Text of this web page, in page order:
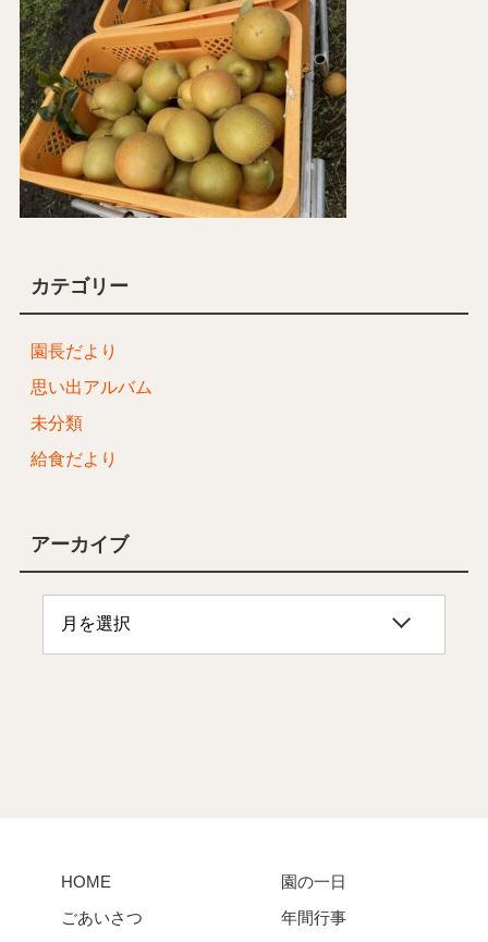
カテゴリー
園長だより
思い出アルバム
未分類
給食だより
アーカイブ
HOME
ごあいさつ
園の一日
年間行事